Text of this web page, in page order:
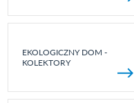
EKOLOGICZNY DOM -
KOLEKTORY